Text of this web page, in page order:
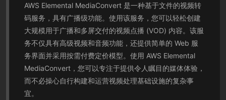
AWS Elemental MediaConvert 是一种基于文件的视频转
码服务，具有广播级功能。使用该服务，您可以轻松创建
大规模用于广播和多屏交付的视频点播 (VOD) 内容。该服
务不仅具有高级视频和音频功能，还提供简单的 Web 服
务界面并采用按需付费定价模型。使用 AWS Elemental
MediaConvert，您可以专注于提供令人瞩目的媒体体验，
而不必操心自行构建和运营视频处理基础设施的复杂事
宜。